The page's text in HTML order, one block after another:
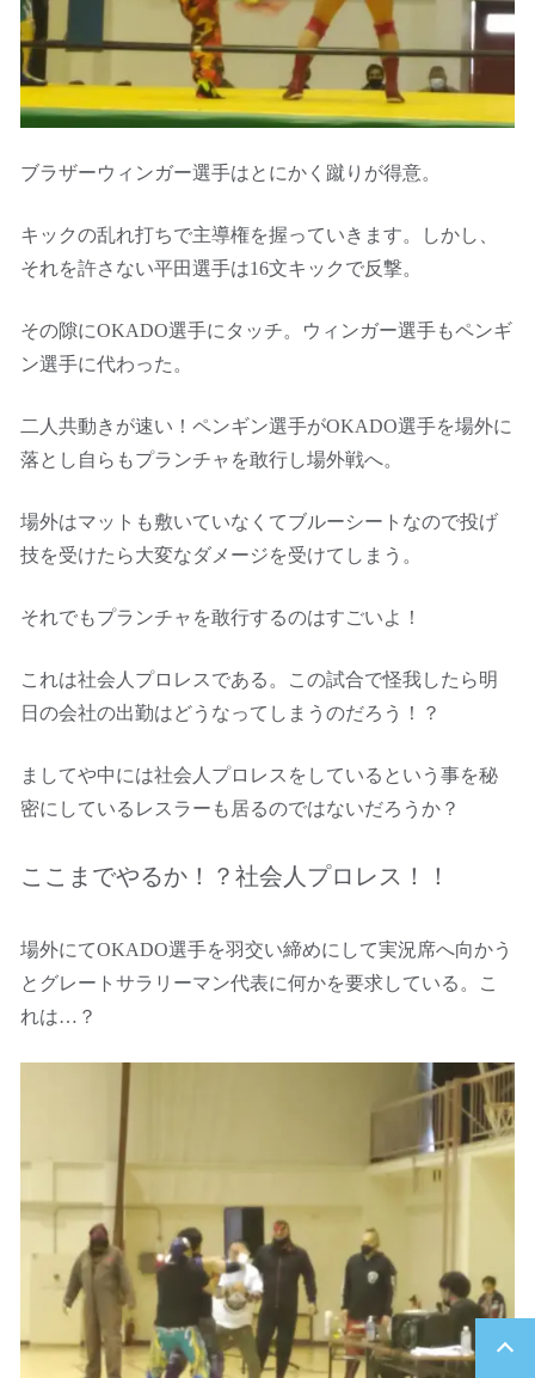
ブラザーウィンガー選手はとにかく蹴りが得意。
キックの乱れ打ちで主導権を握っていきます。しかし、
それを許さない平田選手は16文キックで反撃。
その隙にOKADO選手にタッチ。ウィンガー選手もペンギ
ン選手に代わった。
二人共動きが速い！ペンギン選手がOKADO選手を場外に
落とし自らもプランチャを敢行し場外戦へ。
場外はマットも敷いていなくてブルーシートなので投げ
技を受けたら大変なダメージを受けてしまう。
それでもプランチャを敢行するのはすごいよ！
これは社会人プロレスである。この試合で怪我したら明
日の会社の出勤はどうなってしまうのだろう！？
ましてや中には社会人プロレスをしているという事を秘
密にしているレスラーも居るのではないだろうか？
ここまでやるか！？社会人プロレス！！
場外にてOKADO選手を羽交い締めにして実況席へ向かう
とグレートサラリーマン代表に何かを要求している。こ
れは…？